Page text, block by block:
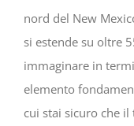
nord del New
si estende su oltre
immaginare in
elemento
cui stai sicuro che